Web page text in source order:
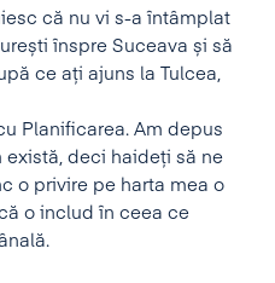
că nu vi s-a întâmplat
înspre Suceava și să
ce ați ajuns la Tulcea,
Planificarea. Am depus
deci haideți să ne
o privire pe harta mea o
o includ în ceea ce